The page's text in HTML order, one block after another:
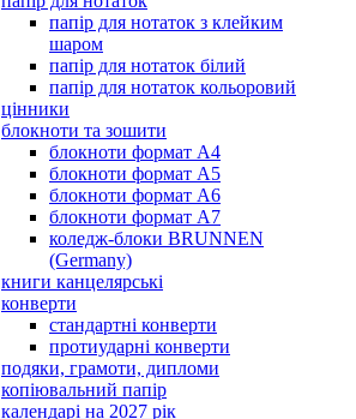
папір для нотаток з клейким
шаром
папір для нотаток білий
папір для нотаток кольоровий
цінники
блокноти та зошити
блокноти формат А4
блокноти формат А5
блокноти формат А6
блокноти формат А7
коледж-блоки BRUNNEN
(Germany)
книги канцелярські
конверти
стандартні конверти
протиударні конверти
подяки, грамоти, дипломи
копіювальний папір
календарі на 2027 рік